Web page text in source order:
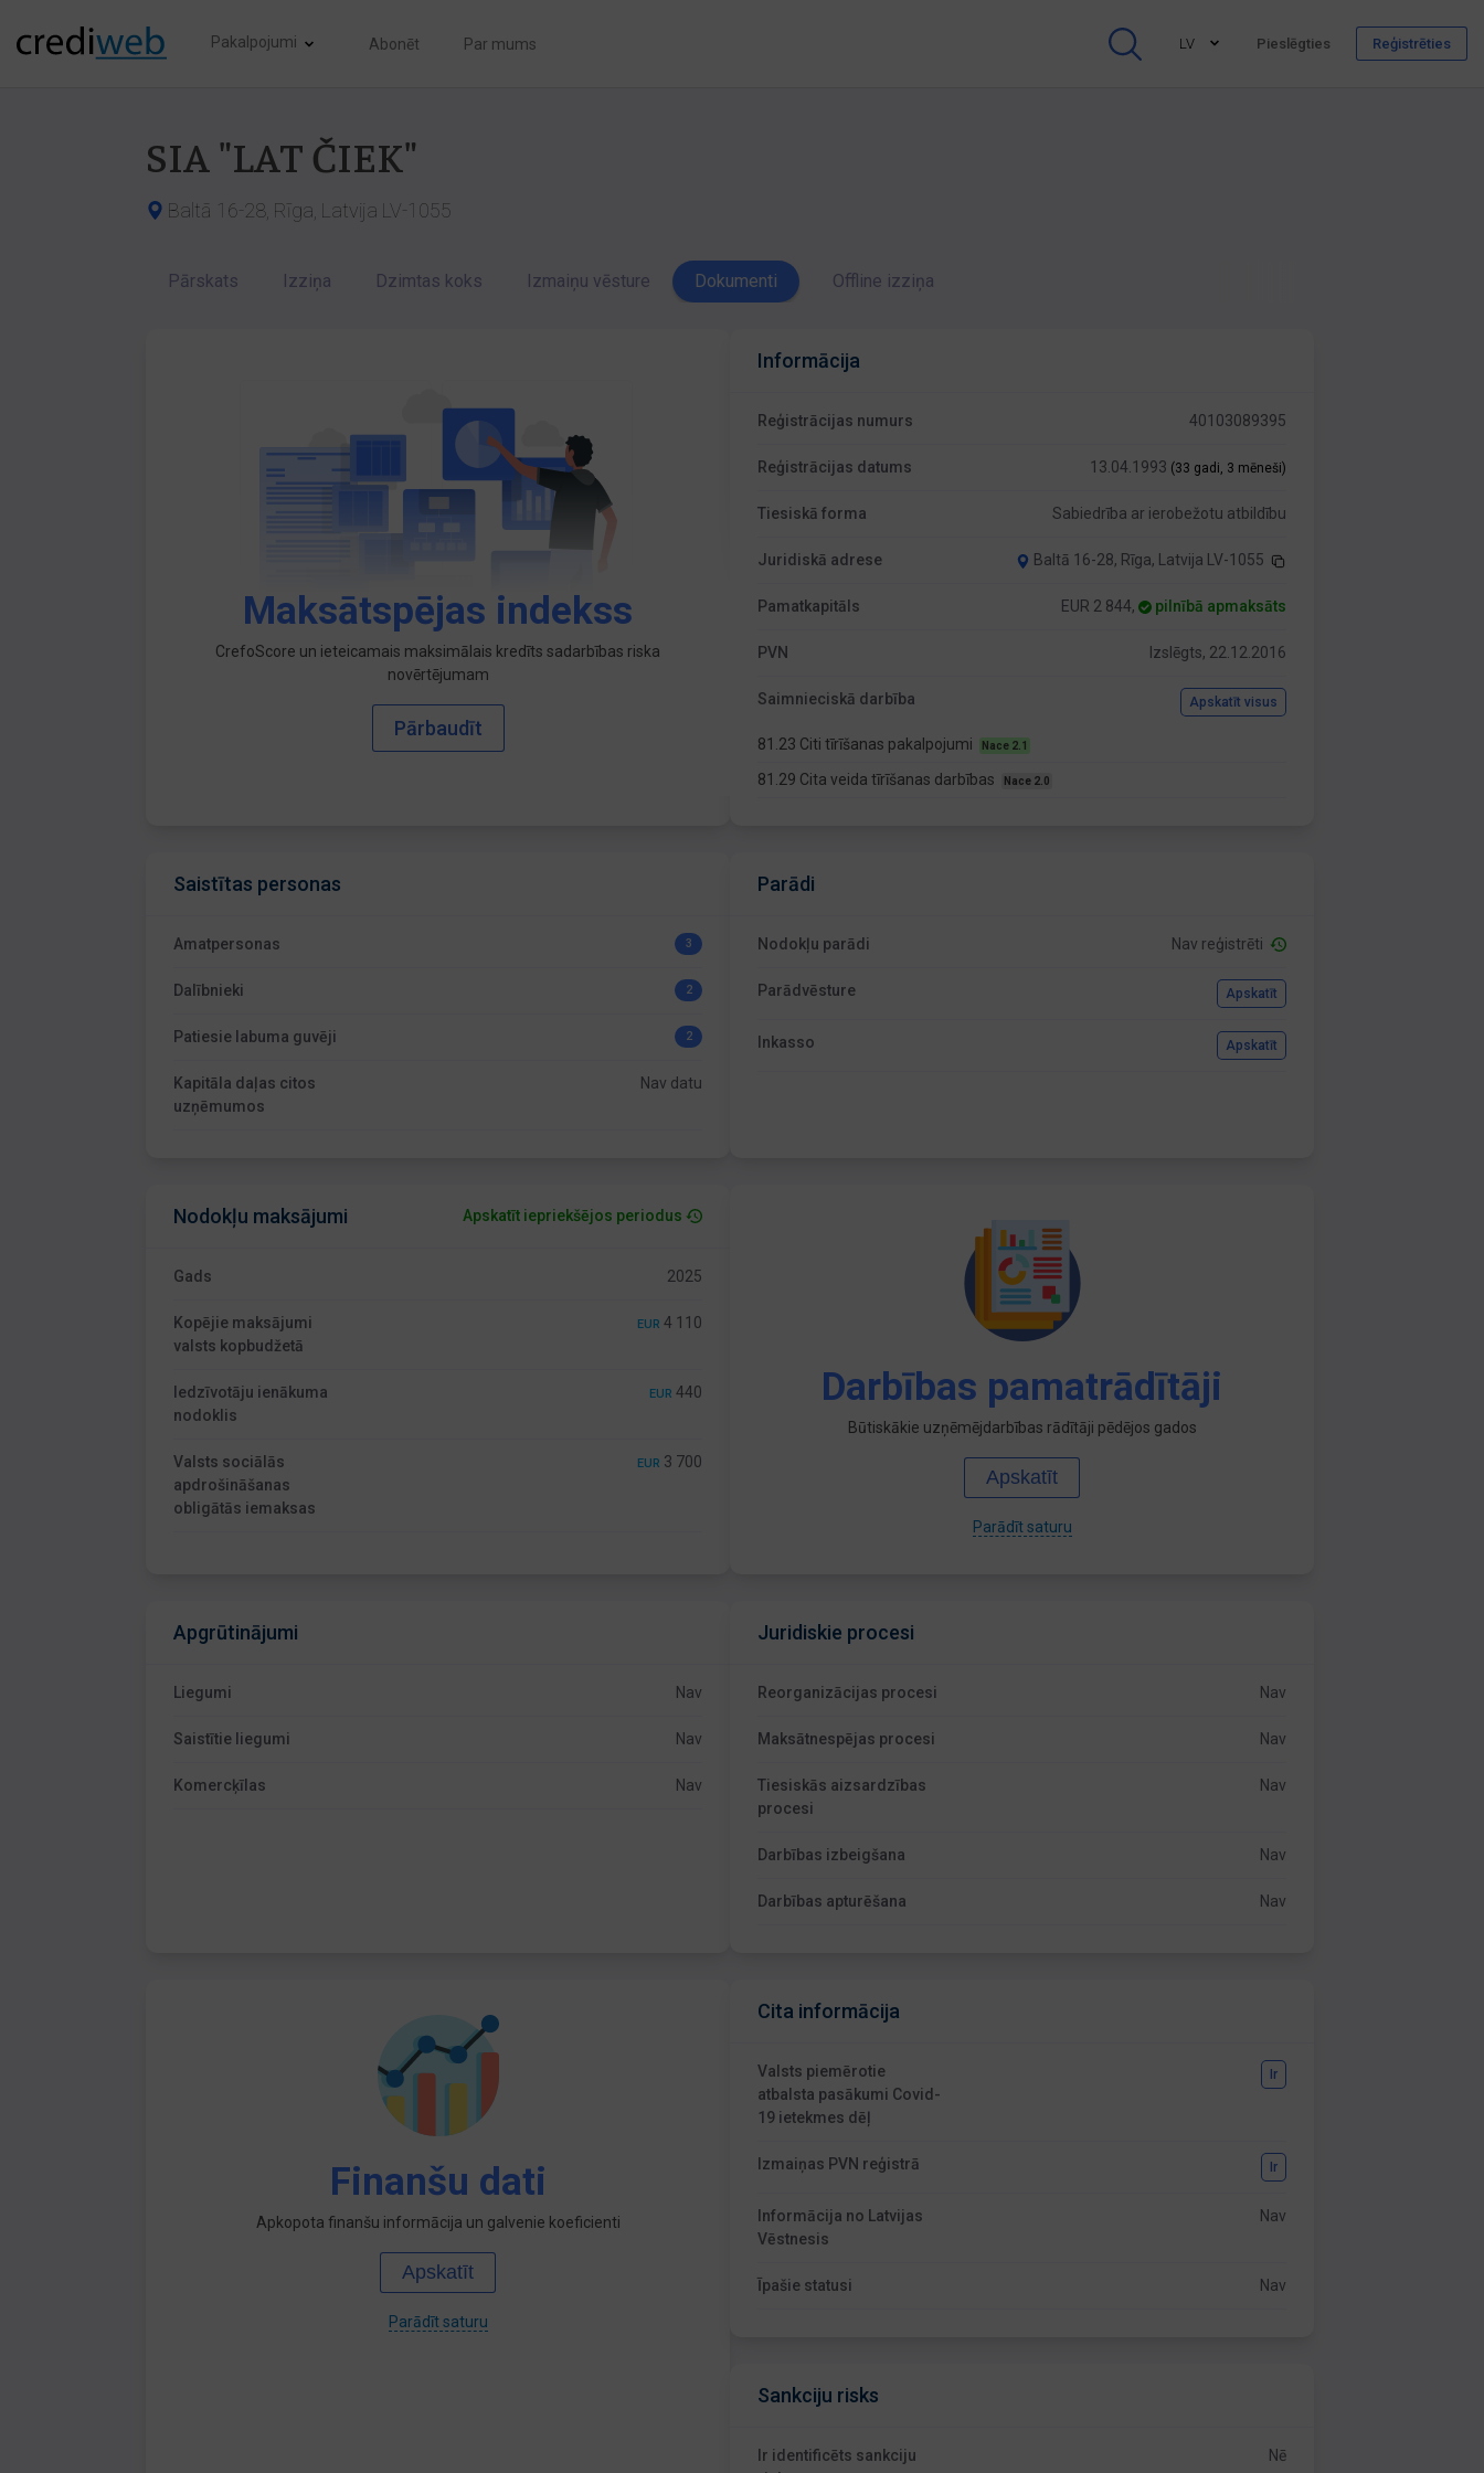
Pakalpojumi Abonēt Par mums LV Pieslēgties Reģistrēties
SIA "LAT ČIEK"
Baltā 16-28, Rīga, Latvija LV-1055
Pārskats Izziņa Dzimtas koks Izmaiņu vēsture Dokumenti Offline izziņa
Maksātspējas indekss
CrefoScore un ieteicamais maksimālais kredīts sadarbības riska
novērtējumam
Pārbaudīt
Informācija
Reģistrācijas numurs 40103089395
Reģistrācijas datums 13.04.1993 (33 gadi, 3 mēneši)
Tiesiskā forma Sabiedrība ar ierobežotu atbildību
Juridiskā adrese Baltā 16-28, Rīga, Latvija LV-1055
Pamatkapitāls EUR 2 844, pilnībā apmaksāts
PVN Izslēgts, 22.12.2016
Saimnieciskā darbība Apskatīt visus
81.23 Citi tīrīšanas pakalpojumi Nace 2.1
81.29 Cita veida tīrīšanas darbības Nace 2.0
Saistītas personas
Amatpersonas 3
Dalībnieki 2
Patiesie labuma guvēji 2
Kapitāla daļas citos
uzņēmumos
Nav datu
Parādi
Nodokļu parādi Nav reģistrēti
Parādvēsture Apskatīt
Inkasso Apskatīt
Nodokļu maksājumi Apskatīt iepriekšējos periodus
Gads 2025
Kopējie maksājumi
valsts kopbudžetā
EUR 4 110
Iedzīvotāju ienākuma
nodoklis
EUR 440
Valsts sociālās
apdrošināšanas
obligātās iemaksas
EUR 3 700
Darbības pamatrādītāji
Būtiskākie uzņēmējdarbības rādītāji pēdējos gados
Apskatīt
Parādīt saturu
Apgrūtinājumi
Liegumi Nav
Saistītie liegumi Nav
Komercķīlas Nav
Juridiskie procesi
Reorganizācijas procesi Nav
Maksātnespējas procesi Nav
Tiesiskās aizsardzības
procesi
Nav
Darbības izbeigšana Nav
Darbības apturēšana Nav
Finanšu dati
Apkopota finanšu informācija un galvenie koeficienti
Apskatīt
Parādīt saturu
Cita informācija
Valsts piemērotie
atbalsta pasākumi Covid-
19 ietekmes dēļ
Ir
Izmaiņas PVN reģistrā Ir
Informācija no Latvijas
Vēstnesis
Nav
Īpašie statusi Nav
Sankciju risks
Ir identificēts sankciju
Nē